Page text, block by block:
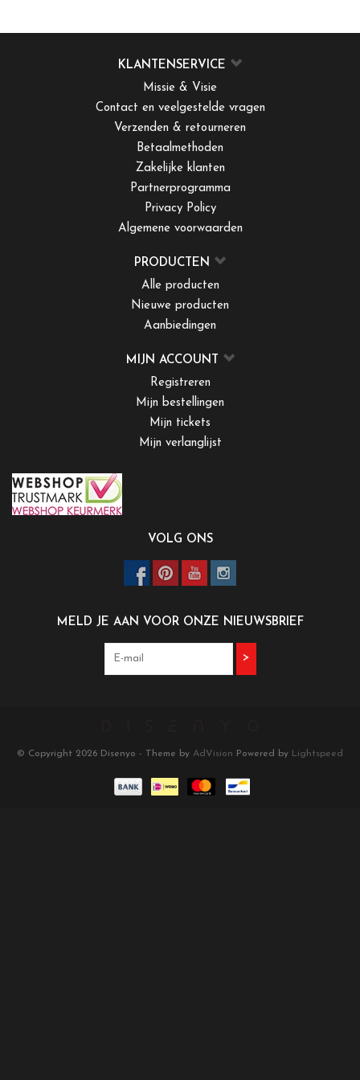
KLANTENSERVICE
Missie & Visie
Contact en veelgestelde vragen
Verzenden & retourneren
Betaalmethoden
Zakelijke klanten
Partnerprogramma
Privacy Policy
Algemene voorwaarden
PRODUCTEN
Alle producten
Nieuwe producten
Aanbiedingen
MIJN ACCOUNT
Registreren
Mijn bestellingen
Mijn tickets
Mijn verlanglijst
VOLG ONS
MELD JE AAN VOOR ONZE NIEUWSBRIEF
>
© Copyright 2026 Disenyo - Theme by AdVision Powered by Lightspeed